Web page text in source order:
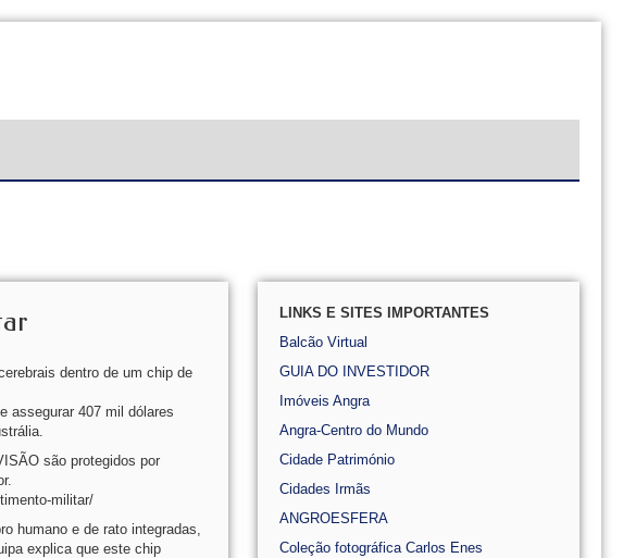
dentro de um chip de
assegurar 407 mil dólares
são protegidos por
militar/
humano e de rato integradas,
explica que este chip
LINKS E SITES IMPORTANTES
Balcão Virtual
GUIA DO INVESTIDOR
Imóveis Angra
Angra-Centro do Mundo
Cidade Património
Cidades Irmãs
ANGROESFERA
Coleção fotográfica Carlos Enes